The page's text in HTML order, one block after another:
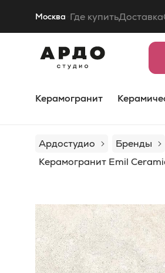
Москва Где купитьДоставка
Керамогранит
Ардостудио Бренды
Керамогранит Emil